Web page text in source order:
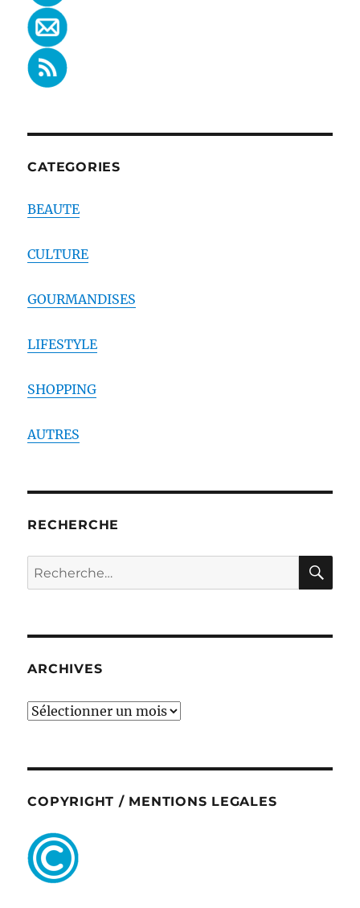
CATEGORIES
BEAUTE
CULTURE
GOURMANDISES
LIFESTYLE
SHOPPING
AUTRES
RECHERCHE
Recherche
pour :
ARCHIVES
ARCHIVES
COPYRIGHT / MENTIONS LEGALES